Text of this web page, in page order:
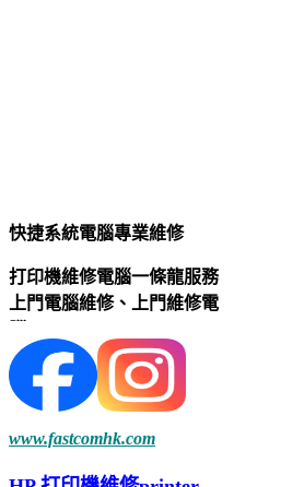
快捷系統電腦專業維修
打印機維修電腦一條龍服務
上門電腦維修、
上門維修電
腦
維修電
腦電腦上門維修、
電
腦維修
九龍灣德福花園上門
整電腦、整電腦、修理電腦
電腦修理、上門手提 電腦
www.fastcomhk.com